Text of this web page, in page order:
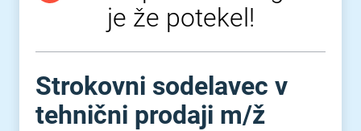
je že potekel!
Strokovni sodelavec v
tehnični prodaji m⁠/⁠ž